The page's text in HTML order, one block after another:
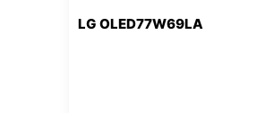
LG OLED77W69LA